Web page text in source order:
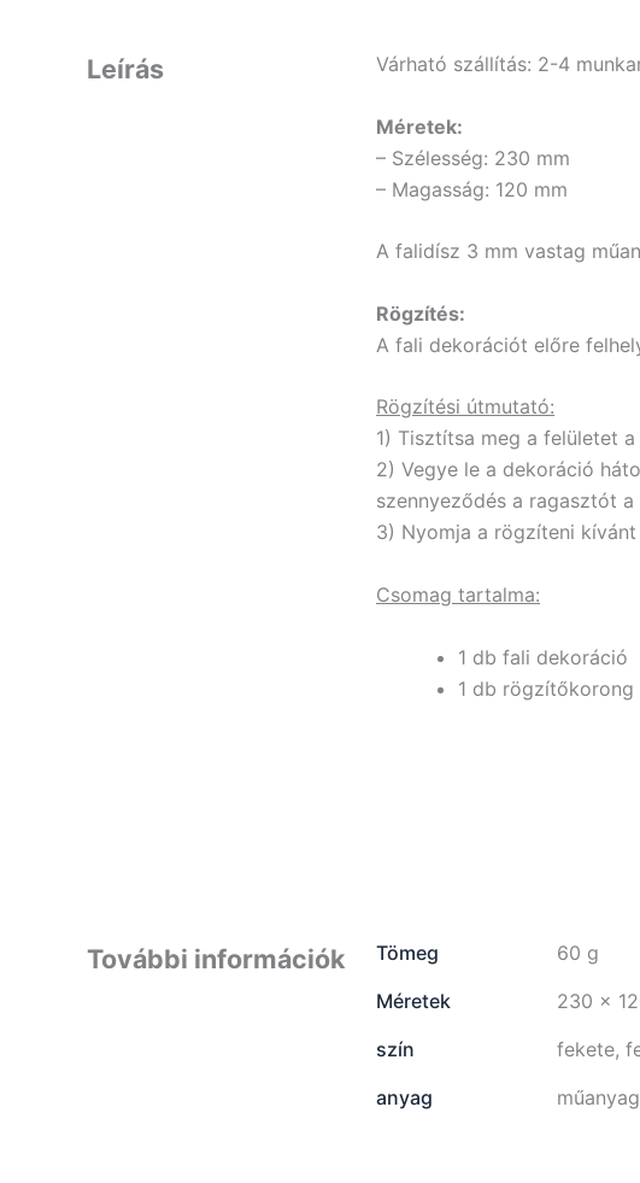
Leírás Várható szállítás: 2-4
Méretek:
– Szélesség: 230 mm
– Magasság: 120 mm
A falidísz 3 mm vastag
Rögzítés:
A fali dekorációt előre
Rögzítési útmutató:
1) Tisztítsa meg a felületet
2) Vegye le a dekoráció
szennyeződés a ragasztót
3) Nyomja a rögzíteni
Csomag tartalma:
1 db fali dekoráció
1 db rögzítőkorong
További információk Tömeg
60 g
Méretek
230 ×
szín
fekete,
anyag
műanyag